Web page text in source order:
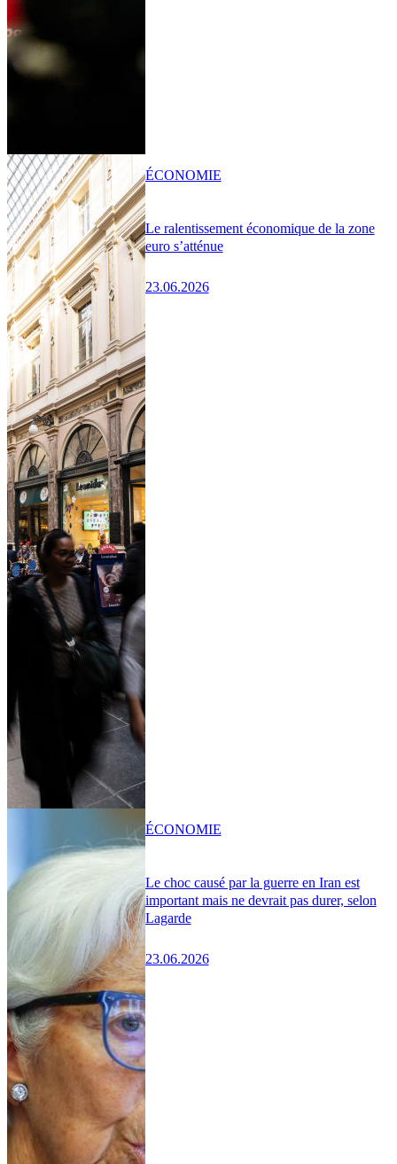
Le ralentissement économique de la zone
euro s’atténue
23.06.2026
ÉCONOMIE
Le choc causé par la guerre en Iran est
important mais ne devrait pas durer, selon
Lagarde
23.06.2026
ÉCONOMIE